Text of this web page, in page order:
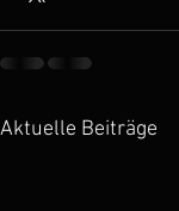
Aktuelle Beiträge